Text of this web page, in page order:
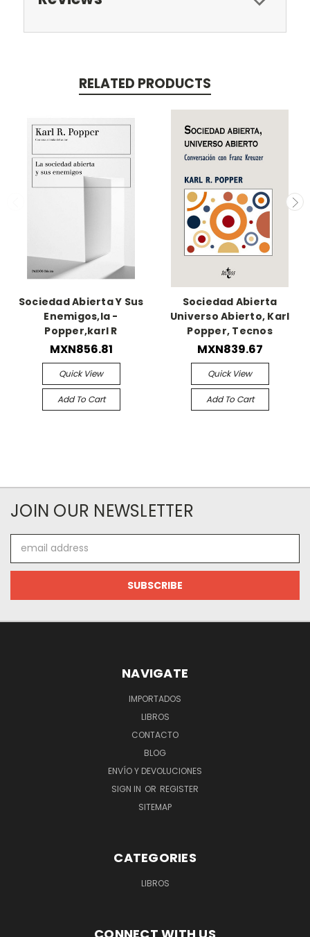
RELATED PRODUCTS
Sociedad Abierta Y Sus
Enemigos,la -
Popper,karl R
MXN856.81
Quick View
Add To Cart
Sociedad Abierta
Universo Abierto, Karl
Popper, Tecnos
MXN839.67
Quick View
Add To Cart
JOIN OUR NEWSLETTER
Address
NAVIGATE
IMPORTADOS
LIBROS
CONTACTO
BLOG
ENVÍO Y DEVOLUCIONES
SIGN IN OR REGISTER
SITEMAP
CATEGORIES
LIBROS